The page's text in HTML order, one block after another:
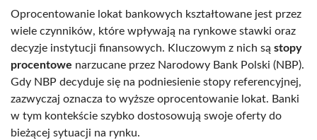
Oprocentowanie lokat bankowych kształtowane jest przez
wiele czynników, które wpływają na rynkowe stawki oraz
decyzje instytucji finansowych. Kluczowym z nich są stopy
procentowe narzucane przez Narodowy Bank Polski (NBP).
Gdy NBP decyduje się na podniesienie stopy referencyjnej,
zazwyczaj oznacza to wyższe oprocentowanie lokat. Banki
w tym kontekście szybko dostosowują swoje oferty do
bieżącej sytuacji na rynku.